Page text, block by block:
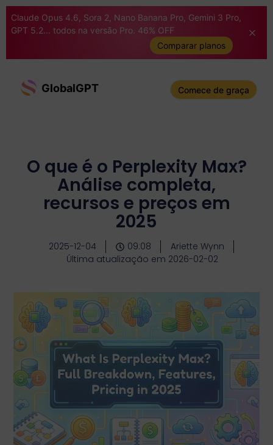
Claude Opus 4.6, Sora 2, Nano Banana Pro, Gemini 3 Pro,
GPT 5.2... todos na versão Pro. 46% OFF
Comparar planos
GlobalGPT Comece de graça
O que é o Perplexity Max?
Análise completa,
recursos e preços em
2025
2025-12-04 09:08
Ariette Wynn
Última atualização em 2026-02-02